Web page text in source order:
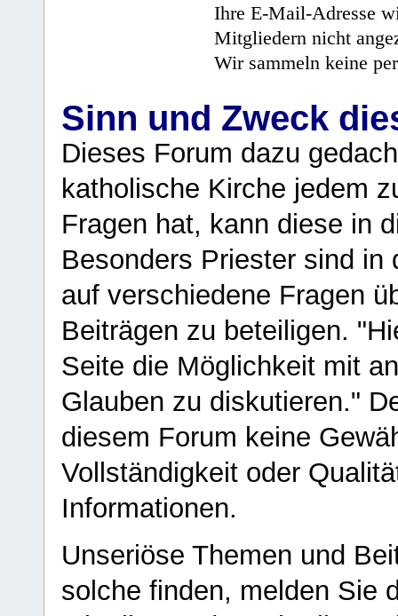
Ihre E-Mail-Adresse
Mitgliedern nicht
Wir sammeln keine
Sinn und Zweck
Dieses Forum dazu
katholische Kirche jedem
Fragen hat, kann diese in
Besonders Priester sind in
auf verschiedene Fragen
Beiträgen zu beteiligen.
Seite die Möglichkeit mit
Glauben zu diskutieren."
diesem Forum keine
Vollständigkeit oder
Informationen.
Unseriöse Themen und
solche finden, melden Sie